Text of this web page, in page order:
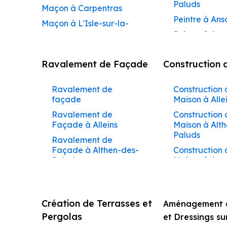
Maçon à Carpentras
Maçon à L'Isle-sur-la-
Maçon à Pertuis
Maçon à Le Pontet
Maçon à Vaison-la-
Romaine
Maçon à Bollène
Maçon à Monteux
Avignon
Maçon à Vedène
Paluds
Peintre à
Peintre à Apt
Peintre à
Peintre à
Peintre à
de-Pertuis
Peintre à
Peintre à
Peintre à
d’Aigues
Ravalement de Façade
Ravalement de
façade
Ravalement de
Façade à Alleins
Ravalement de
Façade à Althen-des-
Paluds
Ravalement de
Façade à Apt
Construction
Construction
Maison à
Construction
Maison à
Paluds
Construction
Maison à
Construction
Maison à
Création de Terrasses et
Pergolas
Aménagement
et Dressings